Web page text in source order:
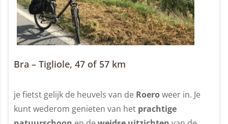
Bra – Tigliole, 47 of 57 km
je fietst gelijk de heuvels van de Roeroweer in. Je
kunt wederom genieten van het prachtige